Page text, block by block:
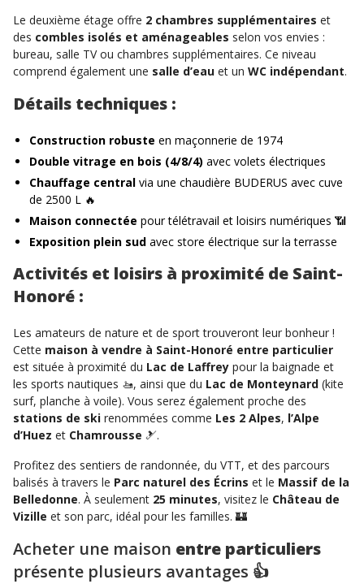
Le deuxième étage offre 2 chambres supplémentaires et
des combles isolés et aménageables selon vos envies :
bureau, salle TV ou chambres supplémentaires. Ce niveau
comprend également une salle d’eau et un WC indépendant.
Détails techniques :
Construction robuste en maçonnerie de 1974
Double vitrage en bois (4/8/4) avec volets électriques
Chauffage central via une chaudière BUDERUS avec cuve
de 2500 L 🔥
Maison connectée pour télétravail et loisirs numériques 📶
Exposition plein sud avec store électrique sur la terrasse
Activités et loisirs à proximité de Saint-
Honoré :
Les amateurs de nature et de sport trouveront leur bonheur !
Cette maison à vendre à Saint-Honoré entre particulier
est située à proximité du Lac de Laffrey pour la baignade et
les sports nautiques 🚤, ainsi que du Lac de Monteynard (kite
surf, planche à voile). Vous serez également proche des
stations de ski renommées comme Les 2 Alpes, l’Alpe
d’Huez et Chamrousse 🎿.
Profitez des sentiers de randonnée, du VTT, et des parcours
balisés à travers le Parc naturel des Écrins et le Massif de la
Belledonne. À seulement 25 minutes, visitez le Château de
Vizille et son parc, idéal pour les familles. 🏰
Acheter une maison entre particuliers
présente plusieurs avantages 👍